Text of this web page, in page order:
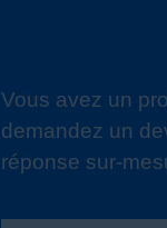
Vous avez un
demandez un
réponse sur-